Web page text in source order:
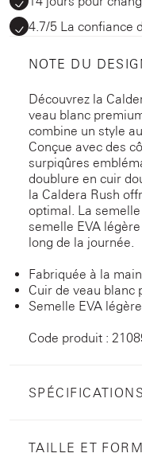
4.7/5 La confiance
NOTE DU
Découvrez la
veau blanc
combine un style
Conçue avec des
surpiqûres
doublure en cuir
la Caldera Rush
optimal. La
semelle EVA
long de la journée.
Fabriquée à la
Cuir de veau blanc
Semelle EVA légère
Code produit :
SPÉCIFICATIONS
TAILLE ET